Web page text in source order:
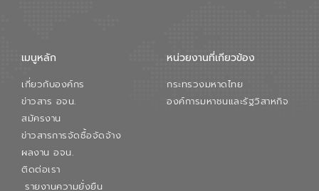
สมดุลทางเศรษฐกิจและสิ่งแวดล้อมได้อย่าง
ภาคเอกชนในครั้งนี้ นับเป็นก้าวสำคัญของ
องค์การจัดการน้ำเสีย (อจน.) ในการร่วมวาง
เมนูหลัก
เกี่ยวกับองค์กร
ข่าวสาร อจน.
สมัครงาน
ข่าวสารการจัดซื้อจัดจ้าง
ผลงาน อจน.
ติดต่อเรา
รายงานความยั่งยืน
หน่วยงานที่เกียวข้อง
กระทรวงมหาดไทย
องค์การมหาชนและรัฐวิสาหกิจ